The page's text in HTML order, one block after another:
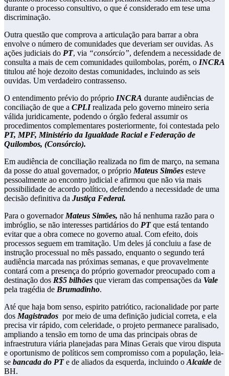
durante o processo consultivo, o que é considerado em tese uma
discriminação.
Outra questão que comprova a articulação para barrar a obra
envolve o número de comunidades que deveriam ser ouvidas. As
ações judiciais do PT, via “consórcio”, defendem a necessidade de
consulta a mais de cem comunidades quilombolas, porém, o INCRA
titulou até hoje dezoito destas comunidades, incluindo as seis
ouvidas. Um verdadeiro contrassenso.
O entendimento prévio do próprio INCRA durante audiências de
conciliação de que a CPLIrealizada pelo governo mineiro seria
válida juridicamente, podendo o órgão federal assumir os
procedimentos complementares posteriormente, foi contestada pelo
PT, MPF, Ministério da Igualdade Racial e Federação de
Quilombos, (Consórcio).
Em audiência de conciliação realizada no fim de março, na semana
da posse do atual governador, o próprio Mateus Simões esteve
pessoalmente ao encontro judicial e afirmou que não via mais
possibilidade de acordo político, defendendo a necessidade de uma
decisão definitiva da Justiça Federal.
Para o governador Mateus Simões, não há nenhuma razão para o
imbróglio, se não interesses partidários do PTque está tentando
evitar que a obra comece no governo atual. Com efeito, dois
processos seguem em tramitação. Um deles já concluiu a fase de
instrução processual no mês passado, enquanto o segundo terá
audiência marcada nas próximas semanas, e que provavelmente
contará com a presença do próprio governador preocupado com a
destinação dos R$5 bilhões que vieram das compensações da Vale
pela tragédia de Brumadinho.
Até que haja bom senso, espirito patriótico, racionalidade por parte
dos Magistrados por meio de uma definição judicial correta, e ela
precisa vir rápido, com celeridade, o projeto permanece paralisado,
ampliando a tensão em torno de uma das principais obras de
infraestrutura viária planejadas para Minas Gerais que virou disputa
e oportunismo de políticos sem compromisso com a população, leia-
se bancada do PTe de aliados da esquerda, incluindo o Alcaide de
BH.